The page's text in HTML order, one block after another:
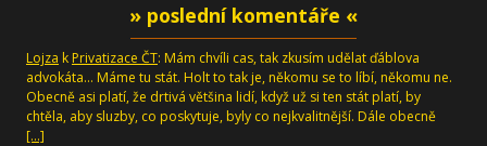
» poslední komentáře «
Lojza k Privatizace ČT: Mám chvíli cas, tak zkusím udělat ďáblova
advokáta... Máme tu stát. Holt to tak je, někomu se to líbí, někomu ne.
Obecně asi platí, že drtivá většina lidí, když už si ten stát platí, by
chtěla, aby sluzby, co poskytuje, byly co nejkvalitnější. Dále obecně
[…]